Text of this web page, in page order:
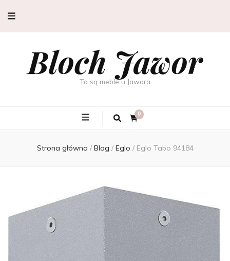
Bloch Jawor
To są meble u Jawora
0
Strona główna / Blog / Eglo / Eglo Tabo 94184